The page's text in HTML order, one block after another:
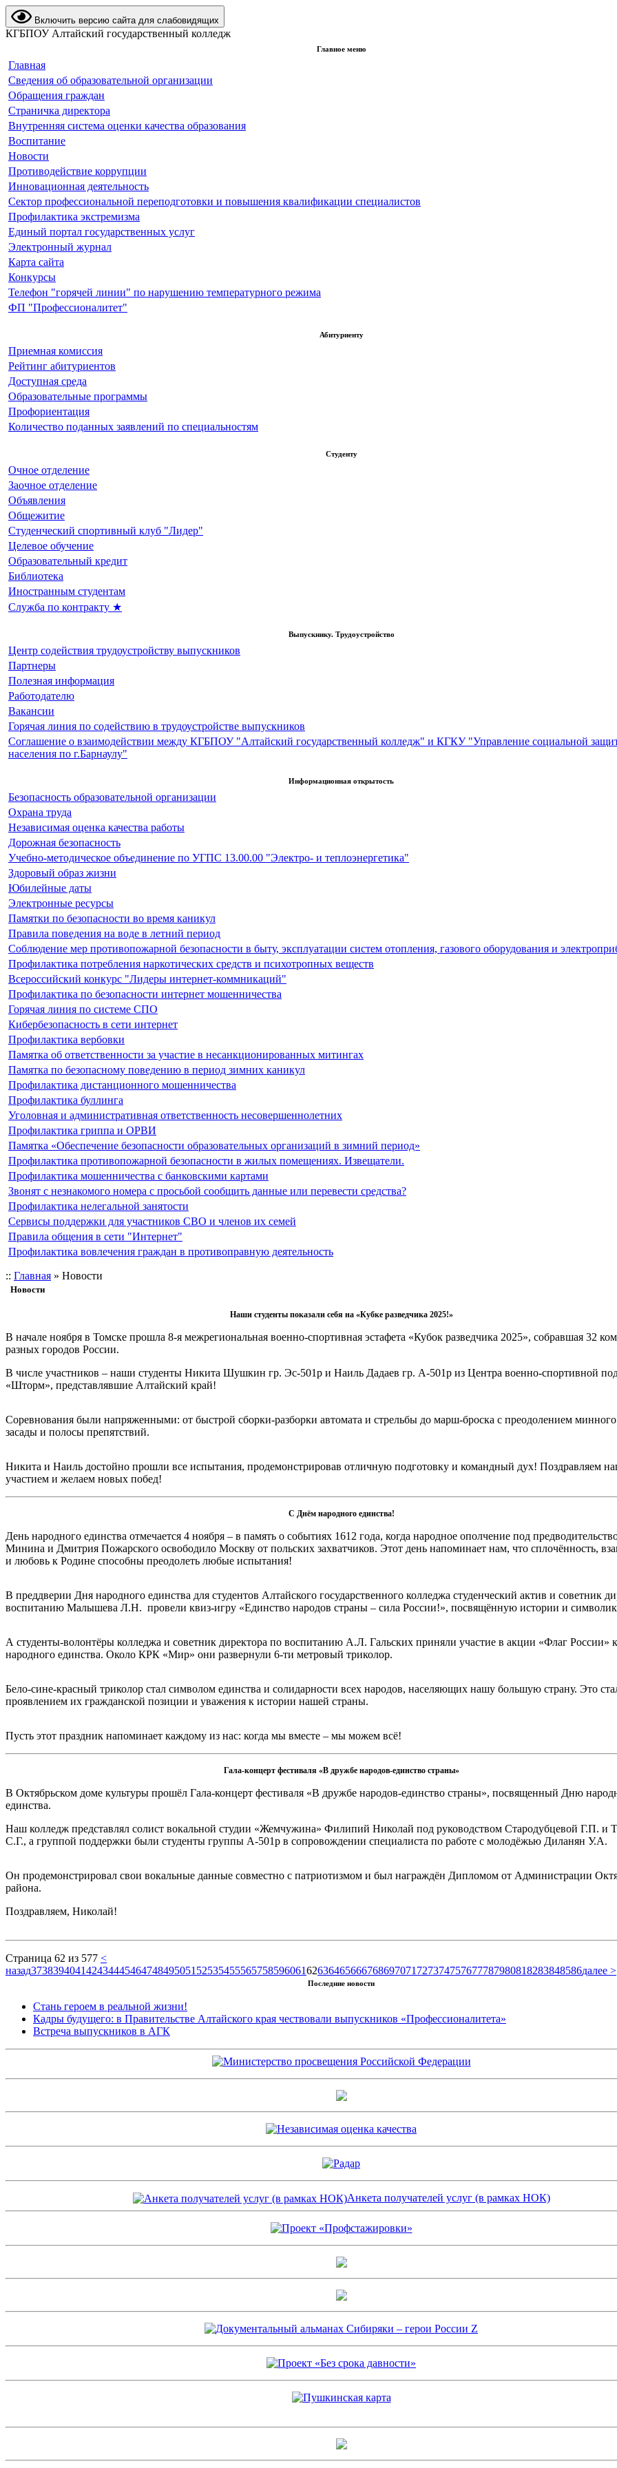
Включить версию сайта для слабовидящих
КГБПОУ Алтайский государственный колледж
Главное меню
Главная
Сведения об образовательной организации
Обращения граждан
Страничка директора
Внутренняя система оценки качества образования
Воспитание
Новости
Противодействие коррупции
Инновационная деятельность
Сектор профессиональной переподготовки и повышения квалификации специалистов
Профилактика экстремизма
Единый портал государственных услуг
Электронный журнал
Карта сайта
Конкурсы
Телефон "горячей линии" по нарушению температурного режима
ФП "Профессионалитет"
Абитуриенту
Приемная комиссия
Рейтинг абитуриентов
Доступная среда
Образовательные программы
Профориентация
Количество поданных заявлений по специальностям
Студенту
Очное отделение
Заочное отделение
Объявления
Общежитие
Студенческий спортивный клуб "Лидер"
Целевое обучение
Образовательный кредит
Библиотека
Иностранным студентам
Служба по контракту ★
Выпускнику. Трудоустройство
Центр содействия трудоустройству выпускников
Партнеры
Полезная информация
Работодателю
Вакансии
Горячая линия по содействию в трудоустройстве выпускников
Соглашение о взаимодействии между КГБПОУ "Алтайский государственный колледж" и КГКУ "Управление социальной
населения по г.Барнаулу"
Информационная открытость
Безопасность образовательной организации
Охрана труда
Независимая оценка качества работы
Дорожная безопасность
Учебно-методическое объединение по УГПС 13.00.00 "Электро- и теплоэнергетика"
Здоровый образ жизни
Юбилейные даты
Электронные ресурсы
Памятки по безопасности во время каникул
Правила поведения на воде в летний период
Соблюдение мер противопожарной безопасности в быту, эксплуатации систем отопления, газового оборудования и
Профилактика потребления наркотических средств и психотропных веществ
Всероссийский конкурс "Лидеры интернет-коммникаций"
Профилактика по безопасности интернет мошенничества
Горячая линия по системе СПО
Кибербезопасность в сети интернет
Профилактика вербовки
Памятка об ответственности за участие в несанкционированных митингах
Памятка по безопасному поведению в период зимних каникул
Профилактика дистанционного мошенничества
Профилактика буллинга
Уголовная и административная ответственность несовершеннолетних
Профилактика гриппа и ОРВИ
Памятка «Обеспечение безопасности образовательных организаций в зимний период»
Профилактика противопожарной безопасности в жилых помещениях. Извещатели.
Профилактика мошенничества с банковскими картами
Звонят с незнакомого номера с просьбой сообщить данные или перевести средства?
Профилактика нелегальной занятости
Сервисы поддержки для участников СВО и членов их семей
Правила общения в сети "Интернет"
Профилактика вовлечения граждан в противоправную деятельность
:: Главная » Новости
Новости
Наши студенты показали себя на «Кубке разведчика 2025!»
В начале ноября в Томске прошла 8-я межрегиональная военно-спортивная эстафета «Кубок разведчика 2025», собравшая 32
разных городов России.
В числе участников – наши студенты Никита Шушкин гр. Эс-501р и Наиль Дадаев гр. А-501р из Центра военно-спортивной
«Шторм», представлявшие Алтайский край!
Соревнования были напряженными: от быстрой сборки-разборки автомата и стрельбы до марш-броска с преодолением
засады и полосы препятствий.
Никита и Наиль достойно прошли все испытания, продемонстрировав отличную подготовку и командный дух! Поздравляем
участием и желаем новых побед!
С Днём народного единства!
День народного единства отмечается 4 ноября – в память о событиях 1612 года, когда народное ополчение под
Минина и Дмитрия Пожарского освободило Москву от польских захватчиков. Этот день напоминает нам, что сплочённость,
и любовь к Родине способны преодолеть любые испытания!
В преддверии Дня народного единства для студентов Алтайского государственного колледжа студенческий актив и советник
воспитанию Малышева Л.Н. провели квиз-игру «Единство народов страны – сила России!», посвящённую истории и
А студенты-волонтёры колледжа и советник директора по воспитанию А.Л. Гальских приняли участие в акции «Флаг России»
народного единства. Около КРК «Мир» они развернули 6-ти метровый триколор.
Бело-сине-красный триколор стал символом единства и солидарности всех народов, населяющих нашу большую страну. Это
проявлением их гражданской позиции и уважения к истории нашей страны.
Пусть этот праздник напоминает каждому из нас: когда мы вместе – мы можем всё!
Гала-концерт фестиваля «В дружбе народов-единство страны»
В Октябрьском доме культуры прошёл Гала-концерт фестиваля «В дружбе народов-единство страны», посвященный Дню
единства.
Наш колледж представлял солист вокальной студии «Жемчужина» Филипий Николай под руководством Стародубцевой Г.П. и
С.Г., а группой поддержки были студенты группы А-501р в сопровождении специалиста по работе с молодёжью Диланян У.А.
Он продемонстрировал свои вокальные данные совместно с патриотизмом и был награждён Дипломом от Администрации
района.
Поздравляем, Николай!
Страница 62 из 577 <
назад373839404142434445464748495051 5253545556575859606162636465666768697071 727374757677787980818283848586далее >
Последние новости
Стань героем в реальной жизни!
Кадры будущего: в Правительстве Алтайского края чествовали выпускников «Профессионалитета»
Встреча выпускников в АГК
Анкета получателей услуг (в рамках НОК)